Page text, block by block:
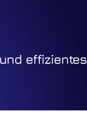
effizientes